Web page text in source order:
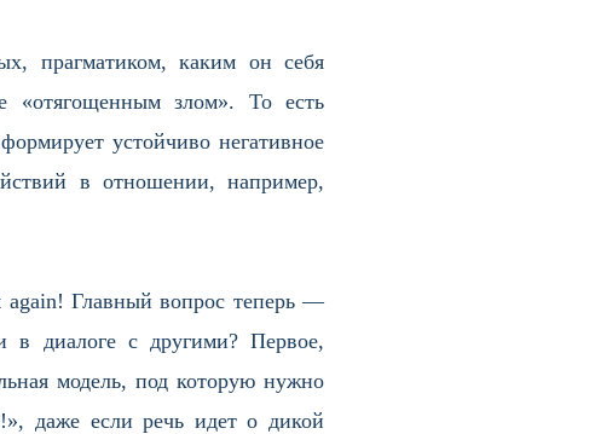
прагматиком, каким он себя
«отягощенным злом». То есть
устойчиво негативное
в отношении, например,
again! Главный вопрос теперь —
в диалоге с другими? Первое,
модель, под которую нужно
даже если речь идет о дикой